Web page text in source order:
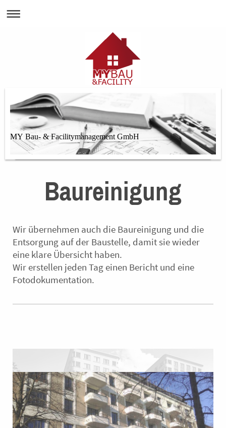
MY Bau- & Facilitymanagement GmbH
Baureinigung
Wir übernehmen auch die Baureinigung und die
Entsorgung auf der Baustelle, damit sie wieder
eine klare Übersicht haben.
Wir erstellen jeden Tag einen Bericht und eine
Fotodokumentation.